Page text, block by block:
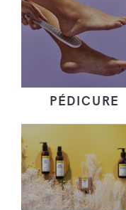
PÉDICURE